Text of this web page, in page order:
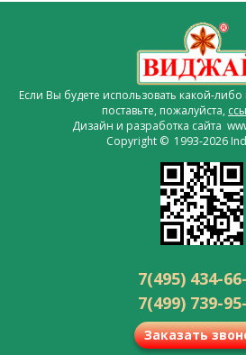
Если Вы будете использовать какой-
поставьте, пожалуйста,
Дизайн и разработка сайта
Copyright © 1993-2026
7(495) 434-
7(499) 739-
Заказать